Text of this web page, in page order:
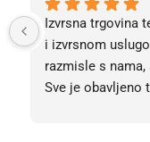
Izvrsna trgovina
i izvrsnom
razmisle s
Sve je obavljeno